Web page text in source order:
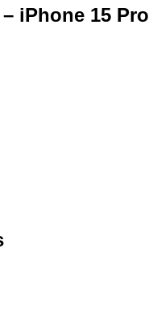
iPhone 15 Pro